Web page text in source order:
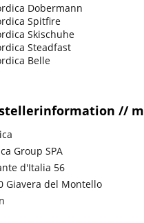
Dobermann
Spitfire
Skischuhe
Steadfast
Belle
//
Group SPA
d'Italia 56
Giavera del Montello